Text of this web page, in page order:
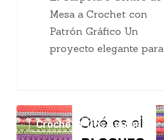
Mesa a Crochet con
Patrón Gráfico Un
proyecto elegante para…
El
maravilloso
Crochet Y Dos Agujas